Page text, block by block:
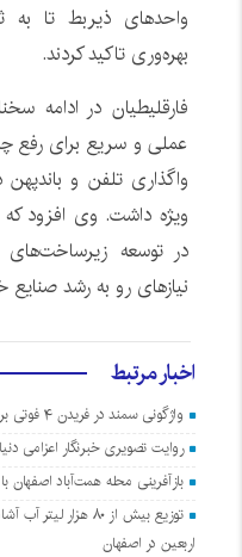
واحدهای ذیربط تا به
بهره‌وری تاکید کردند.
فارقلیطیان در ادامه
عملی و سریع برای رفع
ویژه داشت. وی افزود
در توسعه زیرساخت‌های
نیازهای رو به رشد
اخبار مرتبط
واژگونی سمند در فریدن ۴ فوتی برجا گذاشت/ خواب‌آلودگی راننده حادثه‌ساز شد
روایت تصویری خبرنگار اعزامی
بازآفرینی محله همت‌آباد اصفهان با احداث ۱۳۰ واحد مسکونی
توزیع بیش از ۸۰
اربعین در اصفهان